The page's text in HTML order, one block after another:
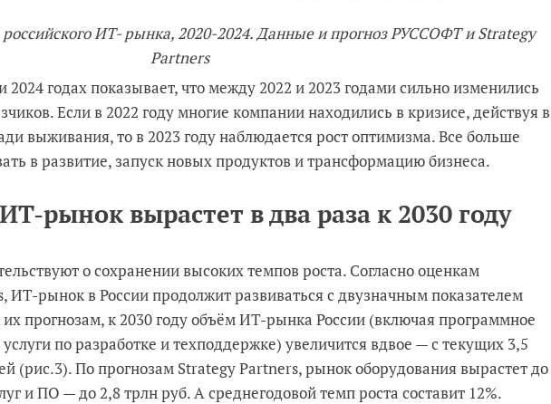
ИТ- рынка, 2020-2024. Данные и прогноз РУССОФТ и Strategy
Partners
годах показывает, что между 2022 и 2023 годами сильно изменились
Если в 2022 году многие компании находились в кризисе, действуя в
выживания, то в 2023 году наблюдается рост оптимизма. Все больше
в развитие, запуск новых продуктов и трансформацию бизнеса.
рынок вырастет в два раза к 2030 году
о сохранении высоких темпов роста. Согласно оценкам
ИТ-рынок в России продолжит развиваться с двузначным показателем
их прогнозам, к 2030 году объём ИТ-рынка России (включая программное
по разработке и техподдержке) увеличится вдвое — с текущих 3,5
(рис.3). По прогнозам Strategy Partners, рынок оборудования вырастет до
и ПО — до 2,8 трлн руб. А среднегодовой темп роста составит 12%.